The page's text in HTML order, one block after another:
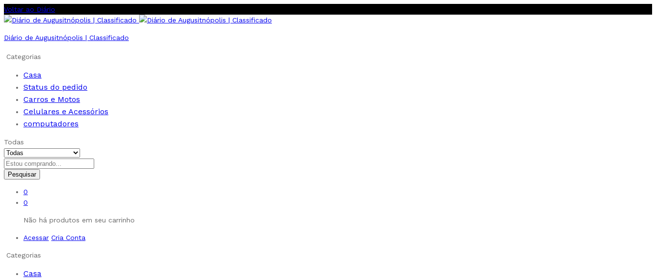
Voltar ao Diário
Diário de Augusitnópolis | Classificado
Categorias
Casa
Status do pedido
Carros e Motos
Celulares e Acessórios
computadores
Todas
Pesquisar
0
0
Não há produtos em seu carrinho
Acessar Cria Conta
Categorias
Casa